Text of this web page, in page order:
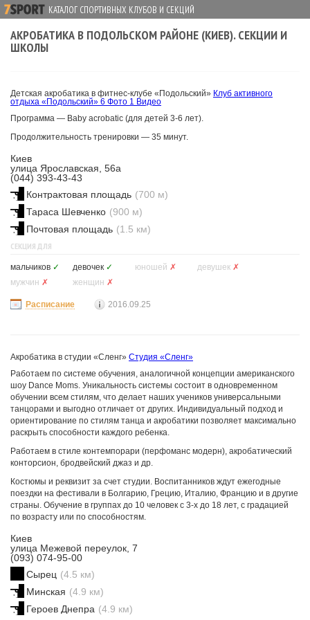
КАТАЛОГ СПОРТИВНЫХ КЛУБОВ И СЕКЦИЙ
АКРОБАТИКА В ПОДОЛЬСКОМ РАЙОНЕ (КИЕВ). СЕКЦИИ И
ШКОЛЫ
Детская акробатика в фитнес-клубе «Подольский» Клуб активного
отдыха «Подольский» 6 Фото 1 Видео
Программа — Baby acrobatic (для детей 3-6 лет).
Продолжительность тренировки — 35 минут.
Киев
улица Ярославская, 56а
(044) 393-43-43
Контрактовая площадь (700 м)
Тараса Шевченко (900 м)
Почтовая площадь (1.5 км)
СЕКЦИЯ ДЛЯ
мальчиков ✓ девочек ✓ юношей ✗ девушек ✗
мужчин ✗ женщин ✗
Расписание 2016.09.25
Акробатика в студии «Сленг» Студия «Сленг»
Работаем по системе обучения, аналогичной концепции американского
шоу Dance Moms. Уникальность системы состоит в одновременном
обучении всем стилям, что делает наших учеников универсальными
танцорами и выгодно отличает от других. Индивидуальный подход и
ориентирование по стилям танца и акробатики позволяет максимально
раскрыть способности каждого ребенка.
Работаем в стиле контемпорари (перфоманс модерн), акробатический
конторсион, бродвейский джаз и др.
Костюмы и реквизит за счет студии. Воспитанников ждут ежегодные
поездки на фестивали в Болгарию, Грецию, Италию, Францию и в другие
страны. Обучение в группах до 10 человек с 3-х до 18 лет, с градацией
по возрасту или по способностям.
Киев
улица Межевой переулок, 7
(093) 074-95-00
Сырец (4.5 км)
Минская (4.9 км)
Героев Днепра (4.9 км)